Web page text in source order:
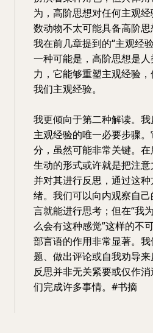
为，高阶思想对任何主观
数动物不太可能具备高阶
我在前几章提到的“主观经
一种可能是，高阶思想是
力，它能够重塑主观经验
我们主观经验。
我更倾向于第二种解读。
主观经验的唯一必要步骤
分，虽然可能非常关键。
生动的形式或许就是把注
并对其进行反思，通过这
绪。我们可以向内观察自
言就能进行思考；但在“我
么会有这种感觉”这样的不
部言语的作用非常显著。
题、做出评论或自我劝导
反思并非无关紧要或仅作
们完成许多事情。#书摘